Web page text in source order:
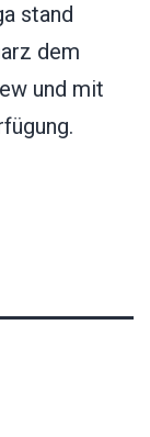
stand
dem
und mit